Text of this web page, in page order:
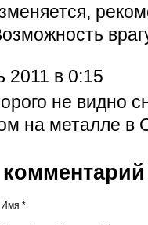
2011 в 0:15
не видно
на металле в
Имя *